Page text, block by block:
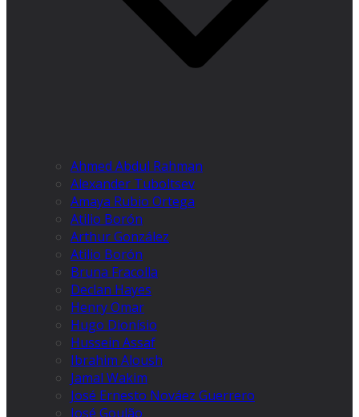
Ahmed Abdul Rahman
Alexander Tuboltsev
Amaya Rubio Ortega
Atilio Borón
Arthur González
Atilio Borón
Bruna Fracolla
Declan Hayes
Henry Omar
Hugo Dionísio
Hussein Assaf
Ibrahim Aloush
Jamal Wakim
José Ernesto Nováez Guerrero
José Goulão